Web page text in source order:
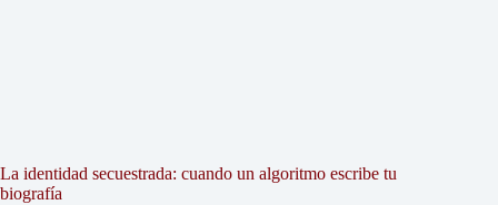
La identidad secuestrada: cuando un algoritmo escribe tu
biografía